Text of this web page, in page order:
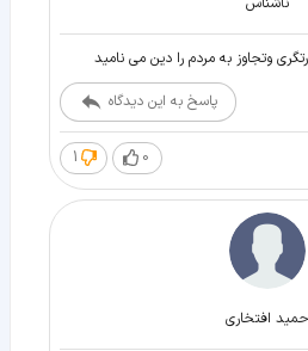
وتجاوز به مردم را دین می نامید
پاسخ به این دیدگاه
0
1
حمید افتخاری